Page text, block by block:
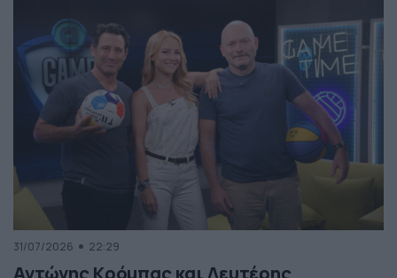
31/07/2026 22:29
Αντώνης Κρόμπας και Λευτέρης